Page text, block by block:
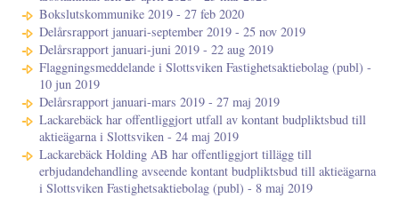
Bokslutskommunike 2019 - 27 feb 2020
Delårsrapport januari-september 2019 - 25 nov 2019
Delårsrapport januari-juni 2019 - 22 aug 2019
Flaggningsmeddelande i Slottsviken Fastighetsaktiebolag (publ) -
10 jun 2019
Delårsrapport januari-mars 2019 - 27 maj 2019
Lackarebäck har offentliggjort utfall av kontant budpliktsbud till
aktieägarna i Slottsviken - 24 maj 2019
Lackarebäck Holding AB har offentliggjort tillägg till
erbjudandehandling avseende kontant budpliktsbud till aktieägarna
i Slottsviken Fastighetsaktiebolag (publ) - 8 maj 2019